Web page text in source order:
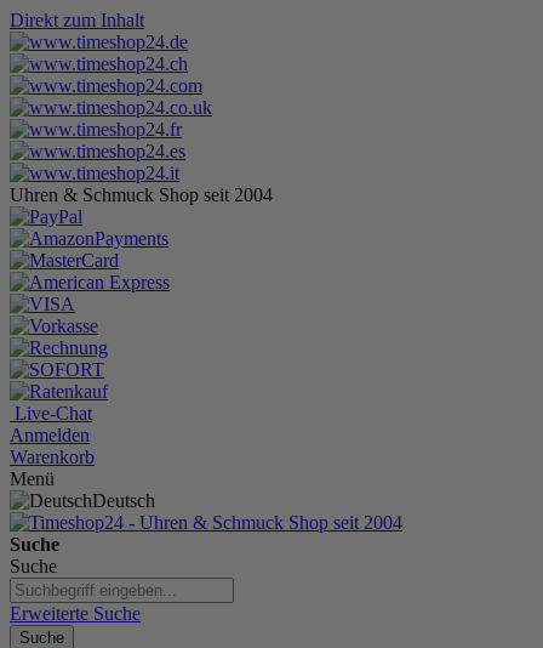
Direkt zum Inhalt
Uhren & Schmuck Shop seit 2004
Live-Chat
Anmelden
Warenkorb
Menü
Deutsch
Suche
Suche
Erweiterte Suche
Suche